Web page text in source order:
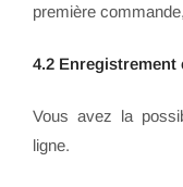
première
4.2 Enregistrement
Vous avez la
ligne.